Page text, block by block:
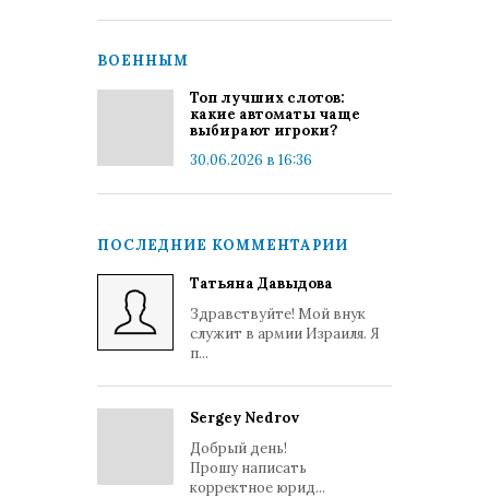
ВОЕННЫМ
Топ лучших слотов:
какие автоматы чаще
выбирают игроки?
30.06.2026 в 16:36
ПОСЛЕДНИЕ КОММЕНТАРИИ
Татьяна Давыдова
Здравствуйте! Мой внук
служит в армии Израиля. Я
п...
Sergey Nedrov
Добрый день!
Прошу написать
корректное юрид...